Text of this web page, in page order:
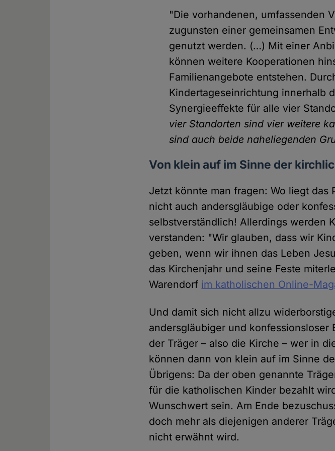
"Die vorhandenen, umfassenden
zugunsten einer gemeinsamen
genutzt werden. (…) Mit einer
können weitere Kooperationen
Familienangebote entstehen.
Kindertageseinrichtung innerhalb
Synergieeffekte für alle vier
vier Standorten sind vier weitere
sind auch beide naheliegenden
Von klein auf im Sinne der
Jetzt könnte man fragen: Wo liegt das
nicht auch andersgläubige oder
selbstverständlich! Allerdings werden
verstanden: "Wir glauben, dass wir
geben, wenn wir ihnen das Leben
das Kirchenjahr und seine Feste
Warendorf im katholischen Online-
Und damit sich nicht allzu
andersgläubiger und
der Träger – also die Kirche – wer in
können dann von klein auf im Sinne
Übrigens: Da der oben genannte
für die katholischen Kinder bezahlt
Wunschwert sein. Am Ende
doch mehr als diejenigen anderer
nicht erwähnt wird.